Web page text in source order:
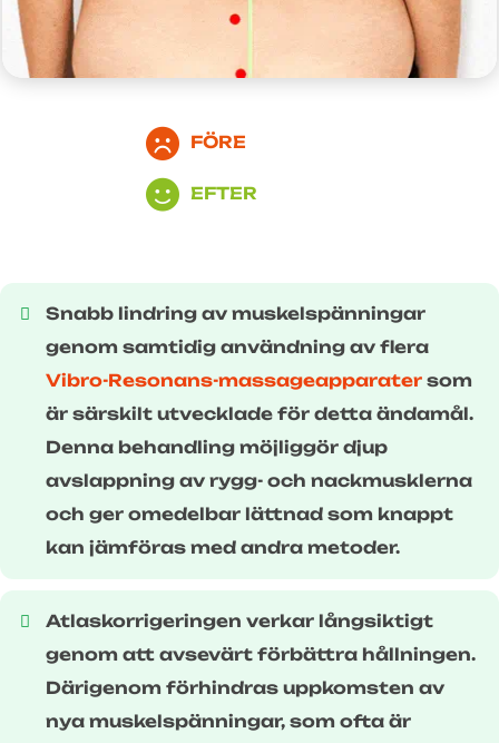
FÖRE
EFTER
Snabb lindring av muskelspänningar
genom samtidig användning av flera
Vibro-Resonans-massageapparater som
är särskilt utvecklade för detta ändamål.
Denna behandling möjliggör djup
avslappning av rygg- och nackmusklerna
och ger omedelbar lättnad som knappt
kan jämföras med andra metoder.
Atlaskorrigeringen verkar långsiktigt
genom att avsevärt förbättra hållningen.
Därigenom förhindras uppkomsten av
nya muskelspänningar, som ofta är